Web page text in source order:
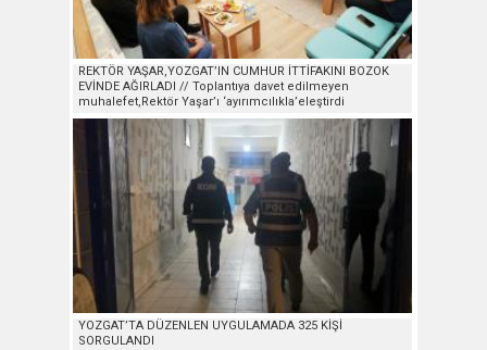
REKTÖR YAŞAR,YOZGAT’IN CUMHUR İTTİFAKINI BOZOK
EVİNDE AĞIRLADI // Toplantıya davet edilmeyen
muhalefet,Rektör Yaşar’ı ‘ayırımcılıkla’eleştirdi
YOZGAT’TA DÜZENLEN UYGULAMADA 325 KİŞİ
SORGULANDI